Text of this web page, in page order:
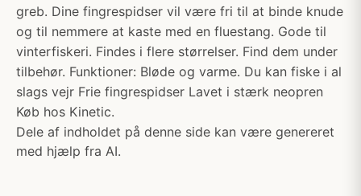
greb. Dine fingrespidser vil være fri til at binde knude
og til nemmere at kaste med en fluestang. Gode til
vinterfiskeri. Findes i flere størrelser. Find dem under
tilbehør. Funktioner: Bløde og varme. Du kan fiske i al
slags vejr Frie fingrespidser Lavet i stærk neopren
Køb hos Kinetic.
Dele af indholdet på denne side kan være genereret
med hjælp fra AI.